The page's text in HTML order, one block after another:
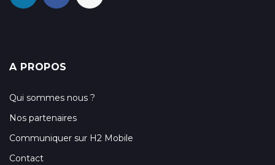
A PROPOS
Qui sommes nous ?
Nos partenaires
Communiquer sur H2 Mobile
Contact